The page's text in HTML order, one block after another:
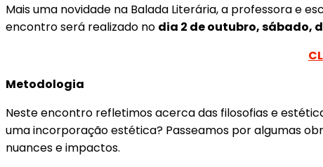
Mais uma novidade na Balada Literária, a professora e
encontro será realizado no dia 2 de outubro, sábado,
Metodologia
Neste encontro refletimos acerca das filosofias e
uma incorporação estética? Passeamos por algumas
nuances e impactos.